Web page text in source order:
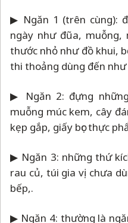
▶ Ngăn 1 (trên cùng):
ngày như đũa, muỗng,
thước nhỏ như đồ khui,
thi thoảng dùng đến
▶ Ngăn 2: đựng
muỗng múc kem, cây
kẹp gắp, giấy bọc thực
▶ Ngăn 3: những thứ
rau củ, túi gia vị chưa
bếp,.
▶ Ngăn 4: thường là